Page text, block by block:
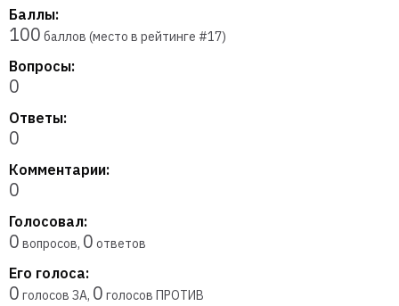
Баллы:
100 баллов (место в рейтинге #17)
Вопросы:
0
Ответы:
0
Комментарии:
0
Голосовал:
0 вопросов, 0 ответов
Его голоса:
0 голосов ЗА, 0 голосов ПРОТИВ